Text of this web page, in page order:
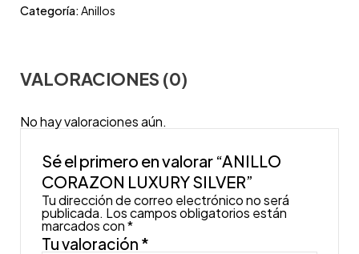
Categoría:Anillos
VALORACIONES (0)
No hay valoraciones aún.
Sé el primero en valorar “ANILLO
CORAZON LUXURY SILVER”
Tu dirección de correo electrónico no será
publicada. Los campos obligatorios están
marcados con*
Tu valoración *